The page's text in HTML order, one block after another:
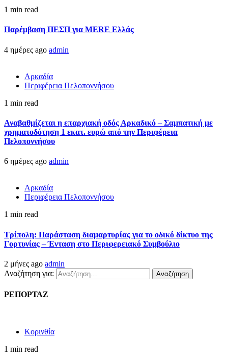
1 min read
Παρέμβαση ΠΕΣΠ για MERE Ελλάς
4 ημέρες ago admin
Αρκαδία
Περιφέρεια Πελοποννήσου
1 min read
Αναβαθμίζεται η επαρχιακή οδός Αρκαδικό – Σαμπατική με
χρηματοδότηση 1 εκατ. ευρώ από την Περιφέρεια
Πελοποννήσου
6 ημέρες ago admin
Αρκαδία
Περιφέρεια Πελοποννήσου
1 min read
Τρίπολη: Παράσταση διαμαρτυρίας για το οδικό δίκτυο της
Γορτυνίας – Ένταση στο Περιφερειακό Συμβούλιο
2 μήνες ago admin
Αναζήτηση για:
ΡΕΠΟΡΤΑΖ
Κορινθία
1 min read